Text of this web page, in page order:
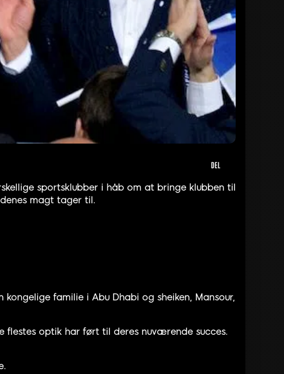
DEL
sportsklubber i håb om at bringe klubben til
magt tager til.
familie i Abu Dhabi og sheiken, Mansour,
optik har ført til deres nuværende succes.